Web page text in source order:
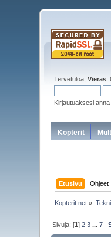
Tervetuloa,Vieras
Kirjautuaksesi
Kopterit
Etusivu Ohjeet
Kopterit.net »
Sivuja: [1]2 3 ...7